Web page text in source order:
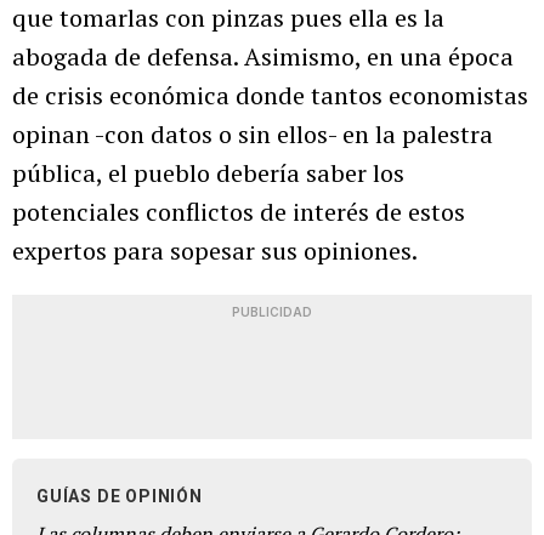
que tomarlas con pinzas pues ella es la
abogada de defensa. Asimismo, en una época
de crisis económica donde tantos economistas
opinan -con datos o sin ellos- en la palestra
pública, el pueblo debería saber los
potenciales conflictos de interés de estos
expertos para sopesar sus opiniones.
PUBLICIDAD
GUÍAS DE OPINIÓN